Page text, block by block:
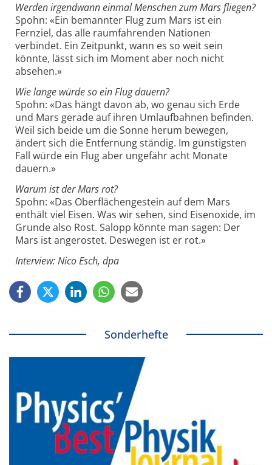
Werden irgendwann einmal Menschen zum Mars fliegen?
Spohn: «Ein bemannter Flug zum Mars ist ein
Fernziel, das alle raumfahrenden Nationen
verbindet. Ein Zeitpunkt, wann es so weit sein
könnte, lässt sich im Moment aber noch nicht
absehen.»
Wie lange würde so ein Flug dauern?
Spohn: «Das hängt davon ab, wo genau sich Erde
und Mars gerade auf ihren Umlaufbahnen befinden.
Weil sich beide um die Sonne herum bewegen,
ändert sich die Entfernung ständig. Im günstigsten
Fall würde ein Flug aber ungefähr acht Monate
dauern.»
Warum ist der Mars rot?
Spohn: «Das Oberflächengestein auf dem Mars
enthält viel Eisen. Was wir sehen, sind Eisenoxide, im
Grunde also Rost. Salopp könnte man sagen: Der
Mars ist angerostet. Deswegen ist er rot.»
Interview: Nico Esch, dpa
Sonderhefte